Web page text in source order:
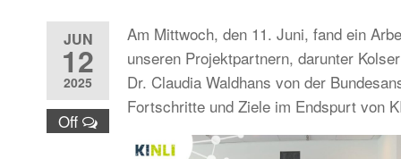
JUN
12
2025
Off
Am Mittwoch, den 11. Juni, fand ein
unseren Projektpartnern, darunter
Dr. Claudia Waldhans von der
Fortschritte und Ziele im Endspurt von